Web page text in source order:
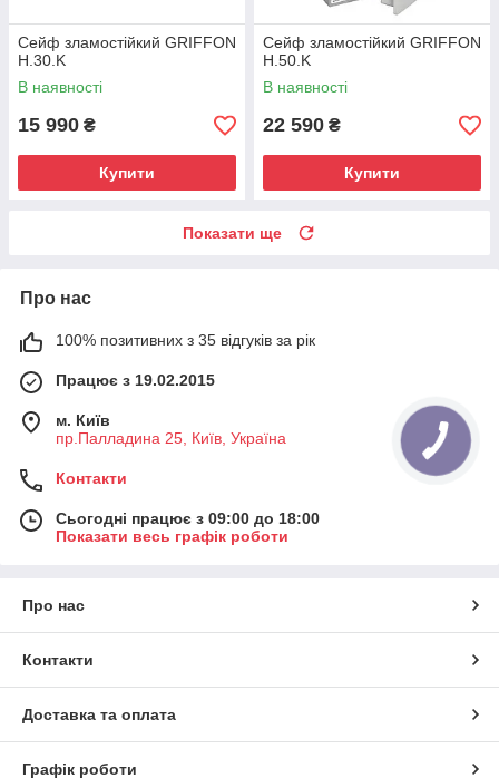
Сейф зламостійкий GRIFFON
H.30.K
В наявності
15 990 ₴
Купити
Сейф зламостійкий GRIFFON
H.50.K
В наявності
22 590 ₴
Купити
Показати ще
Про нас
100% позитивних з 35 відгуків за рік
Працює з 19.02.2015
м. Київ
пр.Палладина 25, Київ, Україна
Контакти
Сьогодні працює з 09:00 до 18:00
Показати весь графік роботи
Про нас
Контакти
Доставка та оплата
Графік роботи